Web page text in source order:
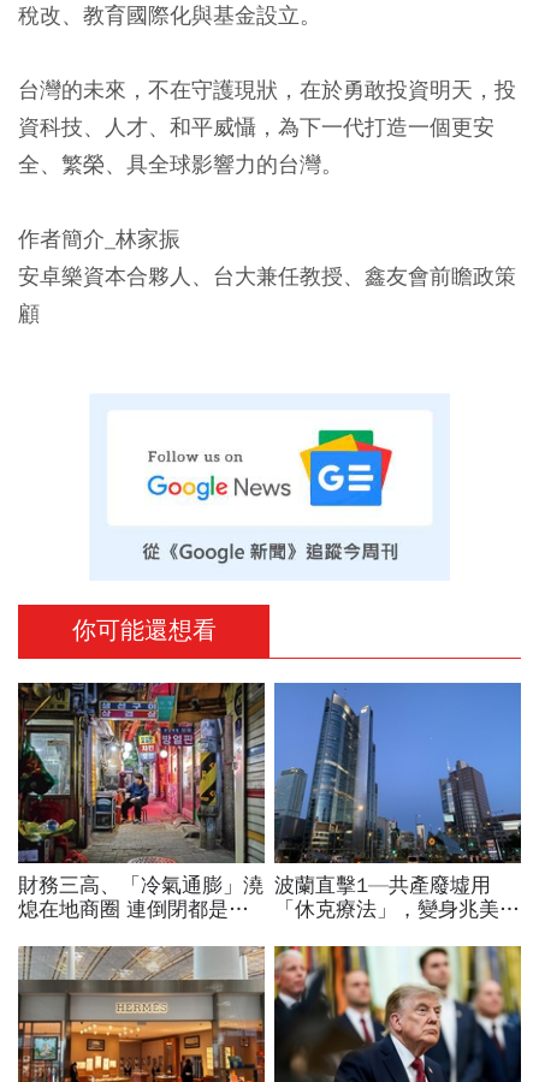
稅改、教育國際化與基金設立。
台灣的未來，不在守護現狀，在於勇敢投資明天，投
資科技、人才、和平威懾，為下一代打造一個更安
全、繁榮、具全球影響力的台灣。
作者簡介_林家振
安卓樂資本合夥人、台大兼任教授、鑫友會前瞻政策
顧
你可能還想看
財務三高、「冷氣通膨」澆
熄在地商圈 連倒閉都是奢
波蘭直擊1—共產廢墟用
「休克療法」，變身兆美元
花30年重新養活餵壯